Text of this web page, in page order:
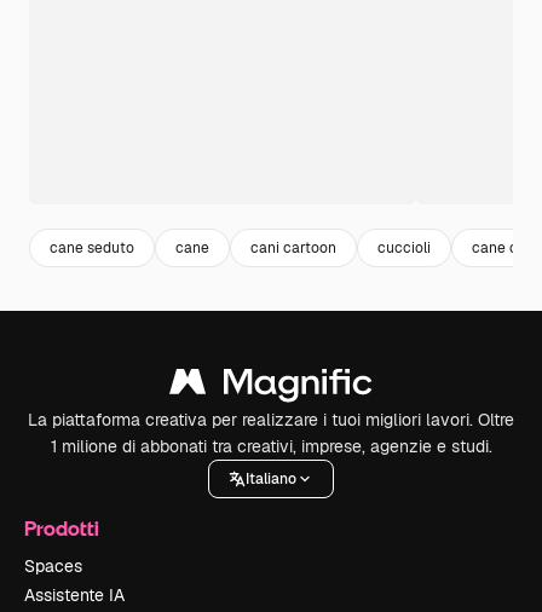
cane seduto cane cani cartoon cuccioli cane
La piattaforma creativa per realizzare i tuoi migliori lavori. Oltre
1 milione di abbonati tra creativi, imprese, agenzie e studi.
Italiano
Prodotti
Spaces
Assistente IA